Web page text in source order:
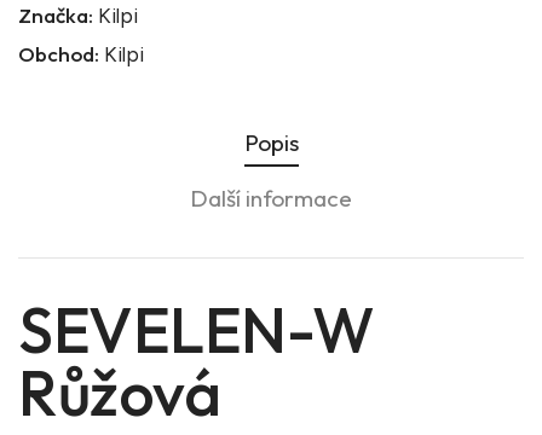
Značka: Kilpi
Obchod: Kilpi
Popis
Další informace
SEVELEN-W
Růžová